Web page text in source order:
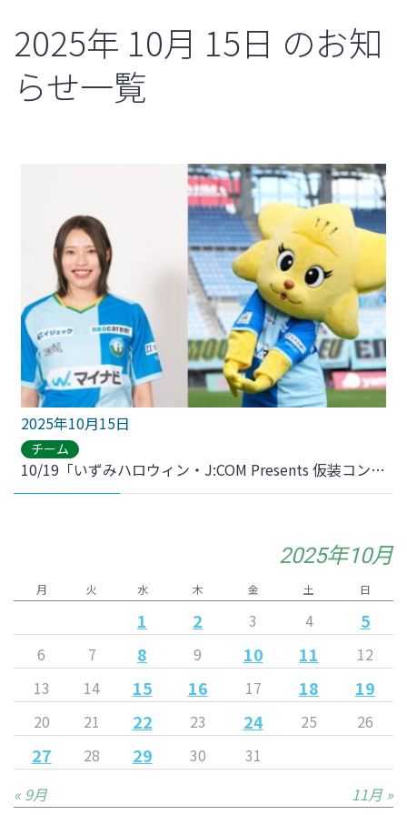
2025年 10月 15日 のお知
らせ一覧
2025年10月15日
チーム
10/19「いずみハロウィン・J:COM Presents 仮装コンテスト」 廣澤真穂選手・マイビィ参加のお知らせ
2025年10月
月 火 水 木 金 土 日
1 2 3 4 5
6 7 8 9 10 11
12
13
14 15 16 17 18 19
20 21 22 23 24 25 26
27 28 29 30
31
« 9月
11月 »